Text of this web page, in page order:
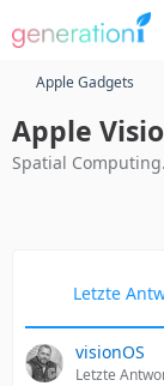
Apple Gadgets
Apple
Spatial
Letzte
visionOS
Letzte